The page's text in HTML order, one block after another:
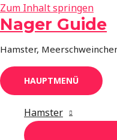
Zum Inhalt springen
Nager Guide
Hamster,
HAUPTMENÜ
Hamster